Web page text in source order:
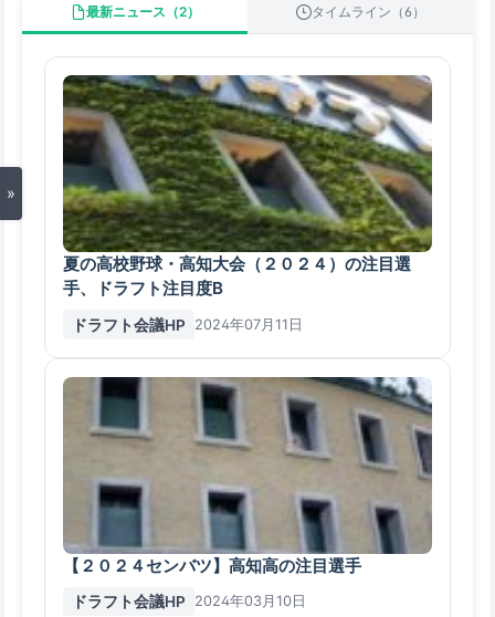
»
最新ニュース（2） タイムライン（6）
夏の高校野球・高知大会（２０２４）の注目選
手、ドラフト注目度B
ドラフト会議HP 2024年07月11日
【２０２４センバツ】高知高の注目選手
ドラフト会議HP 2024年03月10日